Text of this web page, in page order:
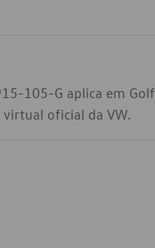
105-G aplica em
virtual oficial da VW.